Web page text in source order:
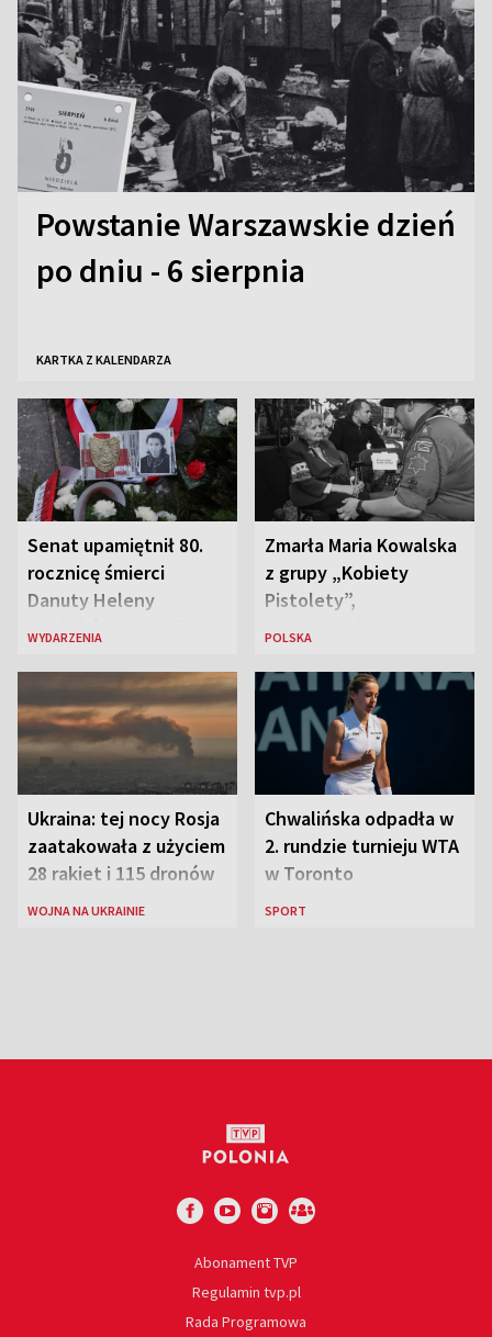
Powstanie Warszawskie dzień
po dniu - 6 sierpnia
KARTKA Z KALENDARZA
Senat upamiętnił 80.
rocznicę śmierci
Danuty Heleny
Siedzikówny „Inki”
WYDARZENIA
Zmarła Maria Kowalska
z grupy „Kobiety
Pistolety”,
sanitariuszka pułku
POLSKA
Ukraina: tej nocy Rosja
zaatakowała z użyciem
28 rakiet i 115 dronów
WOJNA NA UKRAINIE
Chwalińska odpadła w
2. rundzie turnieju WTA
w Toronto
SPORT
Abonament TVP
Regulamin tvp.pl
Rada Programowa